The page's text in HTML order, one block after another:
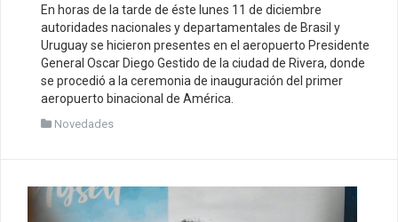
En horas de la tarde de éste lunes 11 de diciembre
autoridades nacionales y departamentales de Brasil y
Uruguay se hicieron presentes en el aeropuerto Presidente
General Oscar Diego Gestido de la ciudad de Rivera, donde
se procedió a la ceremonia de inauguración del primer
aeropuerto binacional de América.
Novedades